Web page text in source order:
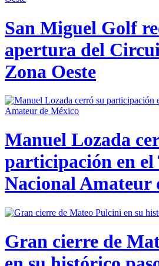
San Miguel Golf
apertura del
Zona Oeste
Manuel Lozada
participación en el
Nacional Amateur
Gran cierre de